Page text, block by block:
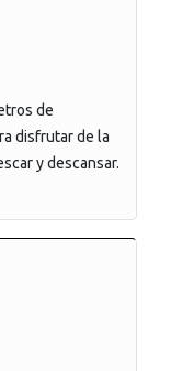
de
disfrutar de la
y descansar.